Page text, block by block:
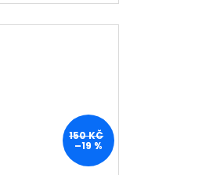
150 KČ
–19 %